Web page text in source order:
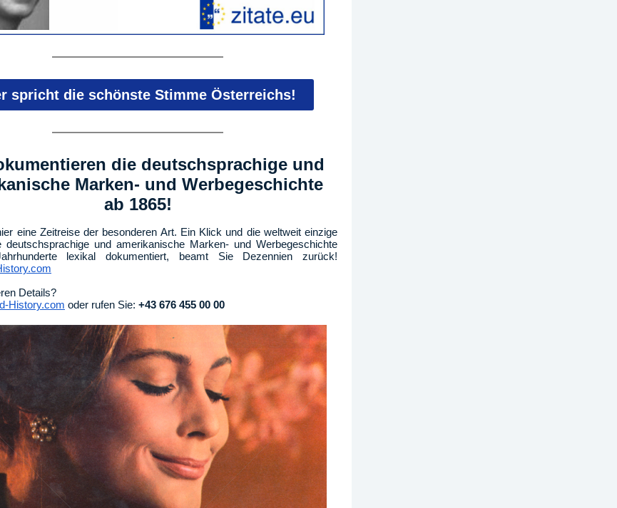
spricht die schönste Stimme Österreichs!
die deutschsprachige und
Marken- und Werbegeschichte
ab 1865!
eine Zeitreise der besonderen Art. Ein Klick und die weltweit einzige
deutschsprachige und amerikanische Marken- und Werbegeschichte
lexikal dokumentiert, beamt Sie Dezennien zurück!
Details?
History.com oder rufen Sie: +43 676 455 00 00